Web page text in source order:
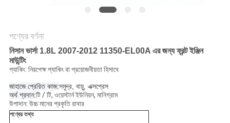
নীতি
পণ্যের বর্ণনা
নিসান ভার্সা 1.8L 2007-2012 11350-EL00A এর জন্য ফ্রন্ট ইঞ্জিন
মাউন্টিং
প্যাকিং: নিরপেক্ষ প্যাকিং বা প্রয়োজনীয়তা হিসাবে
জাহাজে প্রেরিত কাজ:সমুদ্র, বায়ু, এক্সপ্রেস
অর্থ প্রদান:টি / টি, ওয়েস্টার্ন ইউনিয়ন, মানিগ্রাম
উপাদান: উচ্চ মানের প্রকৃতি রাবার
পণ্যের তথ্য